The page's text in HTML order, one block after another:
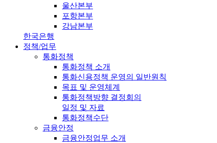
울산본부
포항본부
강남본부
한국은행
정책/업무
통화정책
통화정책 소개
통화신용정책 운영의 일반원칙
목표 및 운영체계
통화정책방향 결정회의
일정 및 자료
통화정책수단
금융안정
금융안정업무 소개